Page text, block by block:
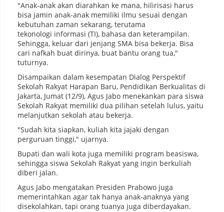
"Anak-anak akan diarahkan ke mana, hilirisasi harus
bisa jamin anak-anak memiliki ilmu sesuai dengan
kebutuhan zaman sekarang, terutama
tekonologi informasi (TI), bahasa dan keterampilan.
Sehingga, keluar dari jenjang SMA bisa bekerja. Bisa
cari nafkah buat dirinya, buat bantu orang tua,"
tuturnya.
Disampaikan dalam kesempatan Dialog Perspektif
Sekolah Rakyat Harapan Baru, Pendidikan Berkualitas di
Jakarta, Jumat (12/9), Agus Jabo menekankan para siswa
Sekolah Rakyat memiliki dua pilihan setelah lulus, yaitu
melanjutkan sekolah atau bekerja.
"Sudah kita siapkan, kuliah kita jajaki dengan
perguruan tinggi," ujarnya.
Bupati dan wali kota juga memiliki program beasiswa,
sehingga siswa Sekolah Rakyat yang ingin berkuliah
diberi jalan.
Agus Jabo mengatakan Presiden Prabowo juga
memerintahkan agar tak hanya anak-anaknya yang
disekolahkan, tapi orang tuanya juga diberdayakan.